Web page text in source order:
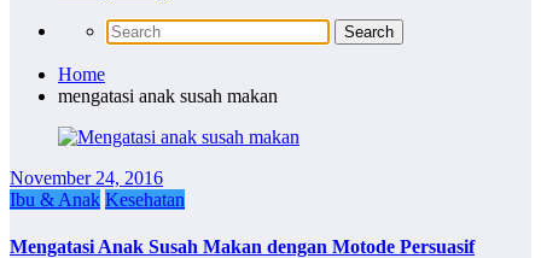
Home
mengatasi anak susah makan
November 24, 2016
Ibu & Anak Kesehatan
Mengatasi Anak Susah Makan dengan Motode Persuasif